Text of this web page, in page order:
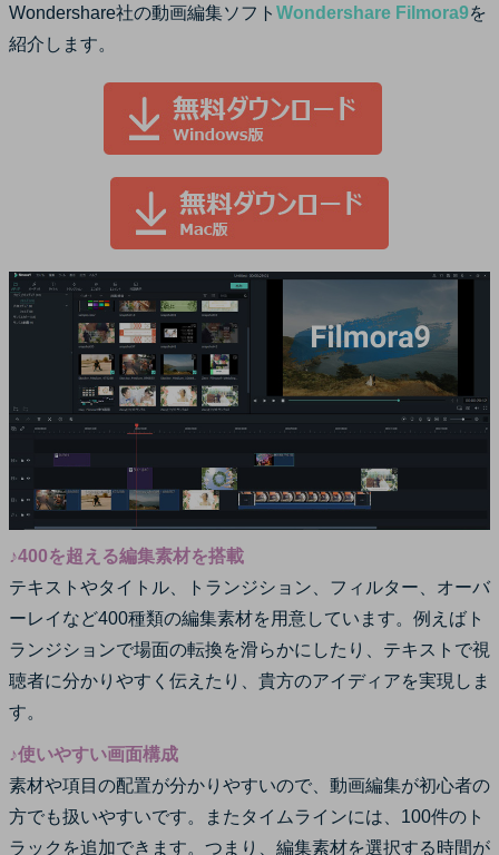
Wondershare社の動画編集ソフト Wondershare Filmora9を
紹介します。
♪400を超える編集素材を搭載
テキストやタイトル、トランジション、フィルター、オーバ
ーレイなど400種類の編集素材を用意しています。例えばト
ランジションで場面の転換を滑らかにしたり、テキストで視
聴者に分かりやすく伝えたり、貴方のアイディアを実現しま
す。
♪使いやすい画面構成
素材や項目の配置が分かりやすいので、動画編集が初心者の
方でも扱いやすいです。またタイムラインには、100件のト
ラックを追加できます。つまり、編集素材を選択する時間が